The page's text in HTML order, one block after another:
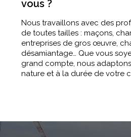
vous ?
Nous travaillons avec des
de toutes tailles : maçons,
entreprises de gros œuvre,
désamiantage… Que vous
grand compte, nous
nature et à la durée de votre